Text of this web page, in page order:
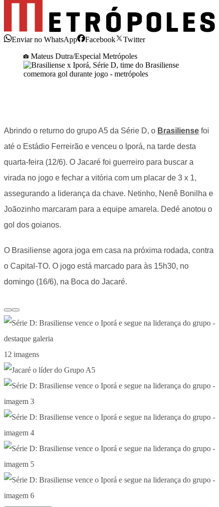
Enviar no WhatsApp Facebook
Twitter
Mateus Dutra/Especial Metrópoles
Abrindo o returno do grupo A5 da Série D, o Brasiliense foi
até o Estádio Ferreirão e venceu o Iporá, na tarde desta
quarta-feira (12/6). O Jacaré foi guerreiro para buscar a
virada no jogo e fechar a vitória com um placar de 3 x 1,
assegurando a liderança da chave. Netinho, Nenê Bonilha e
Joãozinho marcaram para a equipe amarela. Dedé anotou o
gol dos goianos.
O Brasiliense agora joga em casa na próxima rodada, contra
o Capital-TO. O jogo está marcado para às 15h30, no
domingo (16/6), na Boca do Jacaré.
12 imagens